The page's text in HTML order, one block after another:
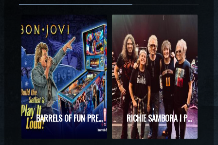
BARRELS OF FUN PREZENTUJE MASZYNĘ DO PINBALLA Z MOTYWAMI BON JOVI RICHIE SAMBORA I PHIL X RAZEM NA SCENIE! WYJĄTKOWE SPOTKANIE PODCZAS KONCERTU KINGS OF CHAOS